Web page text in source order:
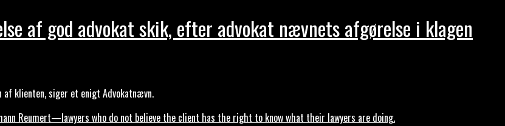
af god advokat skik, efter advokat nævnets afgørelse i klagen
af klienten, siger et enigt Advokatnævn.
Reumert—lawyers who do not believe the client has the right to know what their lawyers are doing.